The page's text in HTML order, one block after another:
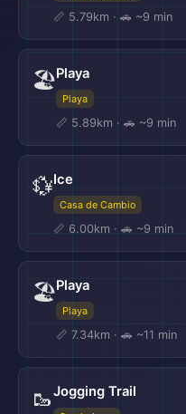
📏 5.79km · 🚗 ~9 min
🏖️Playa
Playa
📏 5.89km · 🚗 ~9 min
💱Ice
Casa de Cambio
📏 6.00km · 🚗 ~9 min
🏖️Playa
Playa
📏 7.34km · 🚗 ~11 min
🥾Jogging Trail